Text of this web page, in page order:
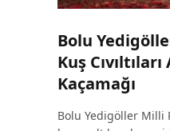
Bolu
Kuş
Kaçamağı
Bolu Yedigöller Milli